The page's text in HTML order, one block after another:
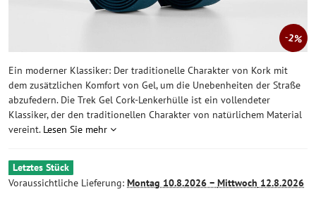
2%
Ein moderner Klassiker: Der traditionelle Charakter von Kork mit
dem zusätzlichen Komfort von Gel, um die Unebenheiten der Straße
abzufedern. Die Trek Gel Cork-Lenkerhülle ist ein vollendeter
Klassiker, der den traditionellen Charakter von natürlichem Material
vereint. Lesen Sie mehr
Letztes Stück
Voraussichtliche Lieferung: Montag 10.8.2026 − Mittwoch 12.8.2026